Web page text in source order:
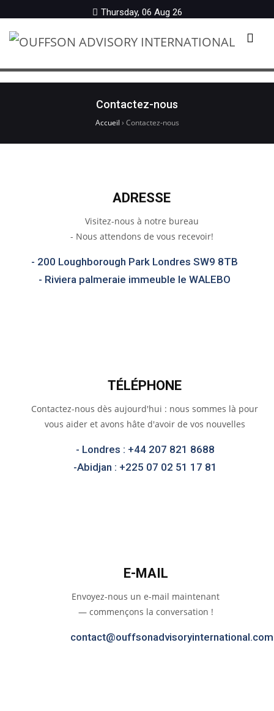
Thursday, 06 Aug 26
Contactez-nous
Accueil › Contactez-nous
ADRESSE
Visitez-nous à notre bureau
- Nous attendons de vous recevoir!
- 200 Loughborough Park Londres SW9 8TB
- Riviera palmeraie immeuble le WALEBO
TÉLÉPHONE
Contactez-nous dès aujourd'hui : nous sommes là pour
vous aider et avons hâte d'avoir de vos nouvelles
- Londres : +44 207 821 8688
-Abidjan : +225 07 02 51 17 81
E-MAIL
Envoyez-nous un e-mail maintenant
— commençons la conversation !
contact@ouffsonadvisoryinternational.com